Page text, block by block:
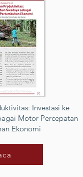
Investasi ke
Motor Percepatan
Ekonomi